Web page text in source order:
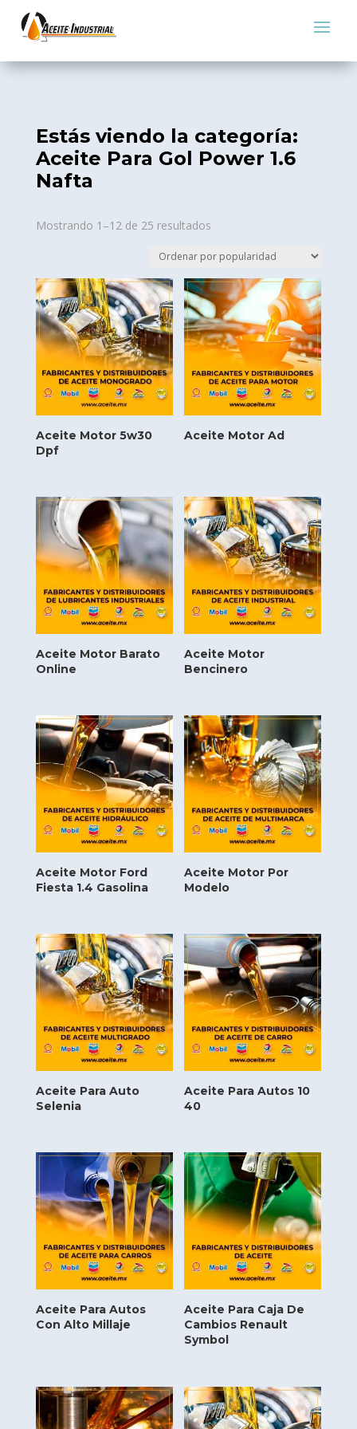
Estás viendo la categoría:
Aceite Para Gol Power 1.6
Nafta
Mostrando 1–12 de 25 resultadosSorted
popularity
Aceite Motor 5w30
Dpf
Aceite Motor Ad
Aceite Motor Barato
Online
Aceite Motor
Bencinero
Aceite Motor Ford
Fiesta 1.4 Gasolina
Aceite Motor Por
Modelo
Aceite Para Auto
Selenia
Aceite Para Autos 10
40
Aceite Para Autos
Con Alto Millaje
Aceite Para Caja De
Cambios Renault
Symbol